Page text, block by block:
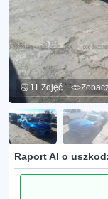
11 Zdjęć
Raport AI o